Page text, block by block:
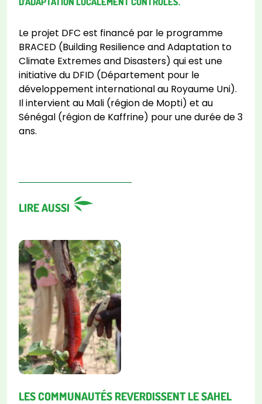
Le projet DFC est financé par le programme
BRACED (Building Resilience and Adaptation to
Climate Extremes and Disasters) qui est une
initiative du DFID (Département pour le
développement international au Royaume Uni).
Il intervient au Mali (région de Mopti) et au
Sénégal (région de Kaffrine) pour une durée de 3
ans.
LIRE AUSSI
LES COMMUNAUTÉS REVERDISSENT LE SAHEL